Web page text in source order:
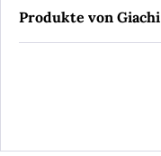
Produkte von Giachi